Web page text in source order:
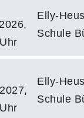
Elly-
Schule
Elly-
Schule